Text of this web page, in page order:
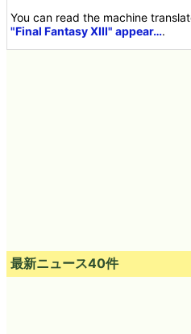
You can read the machine
"Final Fantasy XIII" appear….
最新ニュース40件